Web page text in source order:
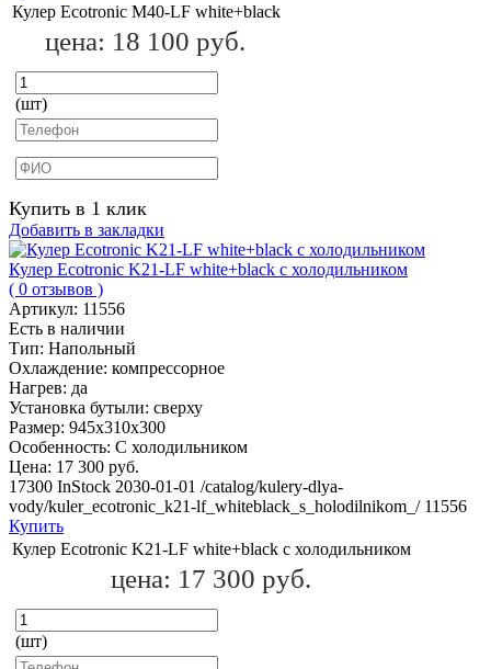
Кулер Ecotronic M40-LF white+black
цена: 18 100 руб.
(шт)
Купить в 1 клик
Добавить в закладки
Кулер Ecotronic K21-LF white+black с холодильником
( 0 отзывов )
Артикул: 11556
Есть в наличии
Тип: Напольный
Охлаждение: компрессорное
Нагрев: да
Установка бутыли: сверху
Размер: 945x310x300
Особенность: С холодильником
Цена: 17 300 руб.
17300 InStock 2030-01-01 /catalog/kulery-dlya-
vody/kuler_ecotronic_k21-lf_whiteblack_s_holodilnikom_/ 11556
Купить
Кулер Ecotronic K21-LF white+black с холодильником
цена: 17 300 руб.
(шт)